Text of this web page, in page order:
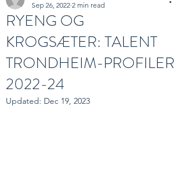
RYENG OG
KROGSÆTER: TALENT
TRONDHEIM-PROFILER
2022-24
Sep 26, 2022 2 min read
Updated: Dec 19, 2023